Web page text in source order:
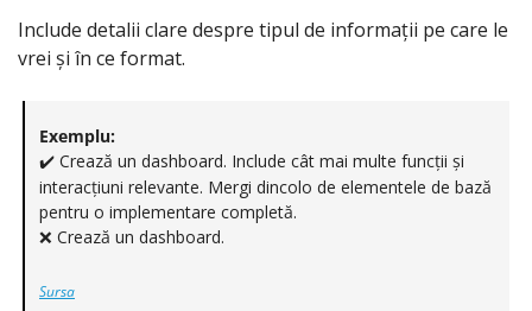
Include detalii clare despre tipul de informații pe care le
vrei și în ce format.
Exemplu:
✔️ Crează un dashboard. Include cât mai multe funcții și
interacțiuni relevante. Mergi dincolo de elementele de bază
pentru o implementare completă.
❌ Crează un dashboard.
Sursa